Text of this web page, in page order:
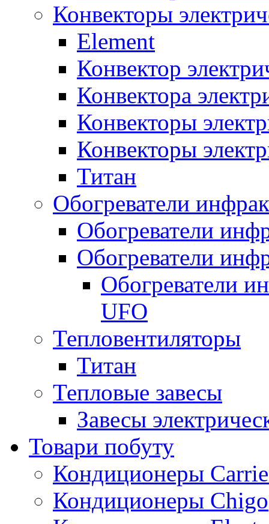
Конвекторы
Element
Конвектор
Конвектора
Конвекторы
Конвекторы
Титан
Обогреватели
Обогреватели
Обогреватели
Обогреватели
UFO
Тепловентиляторы
Титан
Тепловые завесы
Завесы
Товари побуту
Кондиционеры
Кондиционеры Chigo